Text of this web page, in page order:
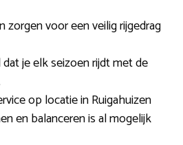
zorgen voor een veilig rijgedrag
dat je elk seizoen rijdt met de
op locatie in Ruigahuizen
en balanceren is al mogelijk